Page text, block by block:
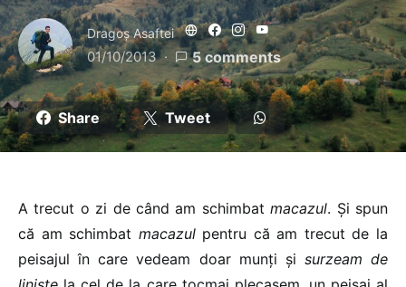
Dragoş Asaftei
01/10/2013 5 comments
Share Tweet
A trecut o zi de când am schimbatmacazul. Și spun
că am schimbat macazul pentru că am trecut de la
peisajul în care vedeam doar munți și surzeam de